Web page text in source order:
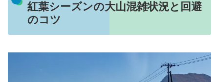
紅葉シーズンの大山混雑状況と回避
のコツ